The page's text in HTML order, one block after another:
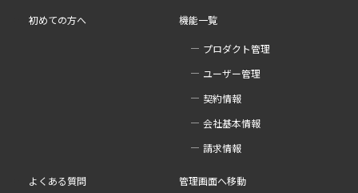
初めての方へ 機能一覧
プロダクト管理
ユーザー管理
契約情報
会社基本情報
請求情報
よくある質問 管理画面へ移動